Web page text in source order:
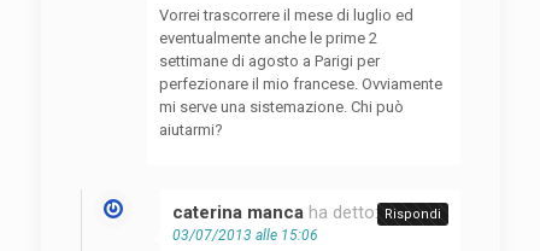
Vorrei trascorrere il mese di luglio ed
eventualmente anche le prime 2
settimane di agosto a Parigi per
perfezionare il mio francese. Ovviamente
mi serve una sistemazione. Chi può
aiutarmi?
caterina manca ha detto:
03/07/2013 alle 15:06
Rispondi